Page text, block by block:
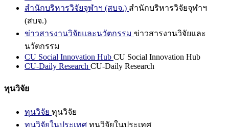
สำนักบริหารวิจัยจุฬาฯ (สบจ.) สำนักบริหารวิจัยจุฬาฯ
(สบจ.)
ข่าวสารงานวิจัยและนวัตกรรม ข่าวสารงานวิจัยและ
นวัตกรรม
CU Social Innovation Hub CU Social Innovation Hub
CU-Daily Research CU-Daily Research
ทุนวิจัย
ทุนวิจัย ทุนวิจัย
ทุนวิจัยในประเทศ ทุนวิจัยในประเทศ